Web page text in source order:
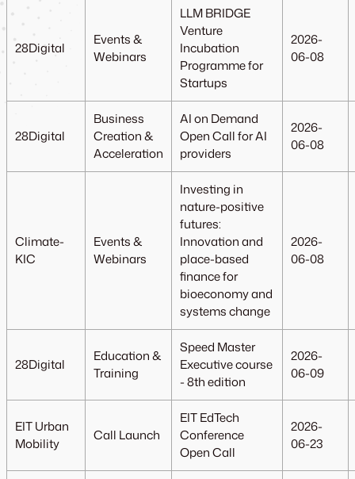
28Digital
Events &
Webinars
LLM BRIDGE
Venture
Incubation
Programme for
Startups
2026-
06-08
28Digital
Business
Creation &
Acceleration
AI on Demand
Open Call for AI
providers
2026-
06-08
Climate-
KIC
Events &
Webinars
Investing in
nature-positive
futures:
Innovation and
place-based
finance for
bioeconomy and
systems change
2026-
06-08
28Digital
Education &
Training
Speed Master
Executive course
- 8th edition
2026-
06-09
EIT Urban
Mobility
Call Launch
EIT EdTech
Conference
Open Call
2026-
06-23